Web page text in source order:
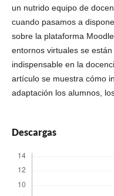
un nutrido equipo de
cuando pasamos a
sobre la plataforma
entornos virtuales se
indispensable en la
artículo se muestra cómo
adaptación los alumnos,
Descargas